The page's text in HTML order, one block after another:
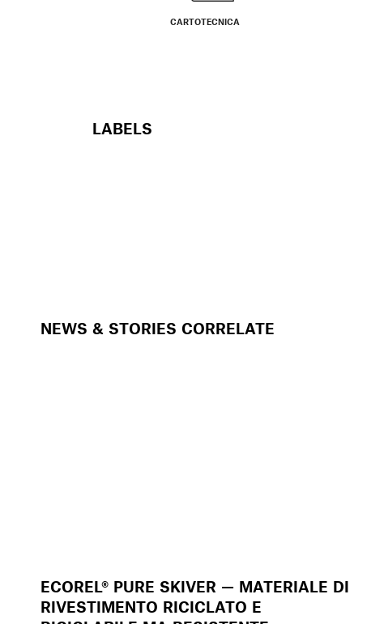
CARTOTECNICA
LABELS
NEWS & STORIES CORRELATE
ECOREL® PURE SKIVER — MATERIALE DI
RIVESTIMENTO RICICLATO E